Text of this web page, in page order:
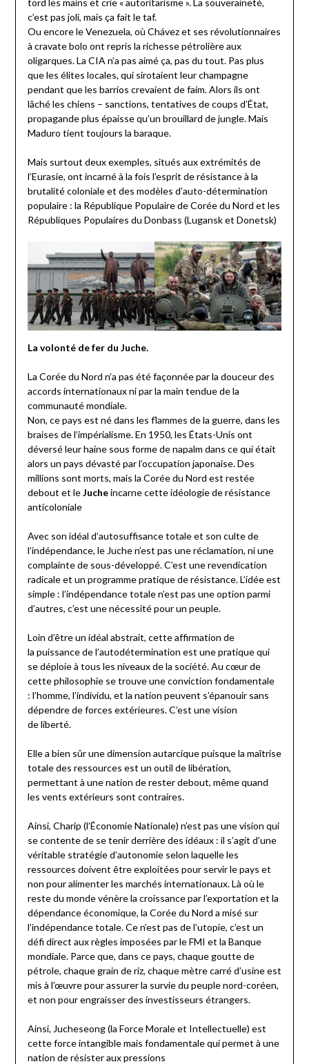
tord les mains et crie « autoritarisme ». La souveraineté,
c’est pas joli, mais ça fait le taf.
Ou encore le Venezuela, où Chávez et ses révolutionnaires
à cravate bolo ont repris la richesse pétrolière aux
oligarques. La CIA n’a pas aimé ça, pas du tout. Pas plus
que les élites locales, qui sirotaient leur champagne
pendant que les barrios crevaient de faim. Alors ils ont
lâché les chiens – sanctions, tentatives de coups d’État,
propagande plus épaisse qu’un brouillard de jungle. Mais
Maduro tient toujours la baraque.
Mais surtout deux exemples, situés aux extrémités de
l’Eurasie, ont incarné à la fois l’esprit de résistance à la
brutalité coloniale et des modèles d’auto-détermination
populaire : la République Populaire de Corée du Nord et les
Républiques Populaires du Donbass (Lugansk et Donetsk)
La volonté de fer du Juche.
La Corée du Nord n’a pas été façonnée par la douceur des
accords internationaux ni par la main tendue de la
communauté mondiale.
Non, ce pays est né dans les flammes de la guerre, dans les
braises de l’impérialisme. En 1950, les États-Unis ont
déversé leur haine sous forme de napalm dans ce qui était
alors un pays dévasté par l’occupation japonaise. Des
millions sont morts, mais la Corée du Nord est restée
debout et leJucheincarne cette idéologie de résistance
anticoloniale
Avec son idéal d’autosuffisance totale et son culte de
l’indépendance, le Juche n’est pas une réclamation, ni une
complainte de sous-développé. C’est une revendication
radicale et un programme pratique de résistance. L’idée est
simple : l’indépendance totale n’est pas une option parmi
d’autres, c’est une nécessité pour un peuple.
Loin d’être un idéal abstrait, cette affirmation de
la puissance de l’autodétermination est une pratique qui
se déploie à tous les niveaux de la société. Au cœur de
cette philosophie se trouve une conviction fondamentale
: l’homme, l’individu, et la nation peuvent s’épanouir sans
dépendre de forces extérieures. C’est une vision
de liberté.
Elle a bien sûr une dimension autarcique puisque la maîtrise
totale des ressources est un outil de libération,
permettant à une nation de rester debout, même quand
les vents extérieurs sont contraires.
Ainsi, Charip (l’Économie Nationale) n’est pas une vision qui
se contente de se tenir derrière des idéaux : il s’agit d’une
véritable stratégie d’autonomie selon laquelle les
ressources doivent être exploitées pour servir le pays et
non pour alimenter les marchés internationaux. Là où le
reste du monde vénère la croissance par l’exportation et la
dépendance économique, la Corée du Nord a misé sur
l’indépendance totale. Ce n’est pas de l’utopie, c’est un
défi direct aux règles imposées par le FMI et la Banque
mondiale. Parce que, dans ce pays, chaque goutte de
pétrole, chaque grain de riz, chaque mètre carré d’usine est
mis à l’œuvre pour assurer la survie du peuple nord-coréen,
et non pour engraisser des investisseurs étrangers.
Ainsi, Jucheseong (la Force Morale et Intellectuelle) est
cette force intangible mais fondamentale qui permet à une
nation de résister aux pressions